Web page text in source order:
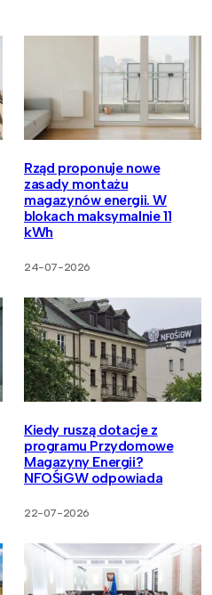
Rząd proponuje nowe
zasady montażu
magazynów energii. W
blokach maksymalnie 11
kWh
24-07-2026
Kiedy ruszą dotacje z
programu Przydomowe
Magazyny Energii?
NFOŚiGW odpowiada
22-07-2026